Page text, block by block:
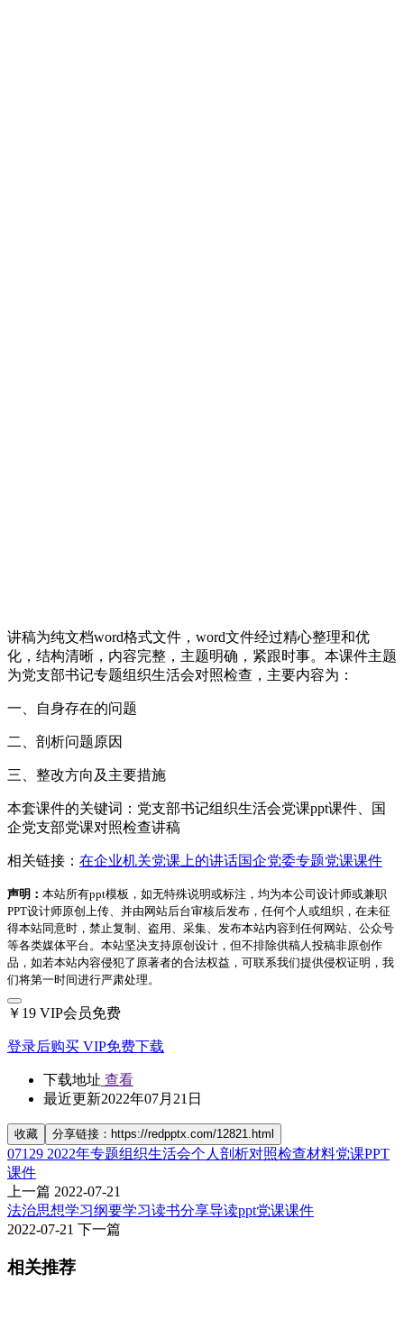
讲稿为纯文档word格式文件，word文件经过精心整理和优
化，结构清晰，内容完整，主题明确，紧跟时事。本课件主题
为党支部书记专题组织生活会对照检查，主要内容为：
一、自身存在的问题
二、剖析问题原因
三、整改方向及主要措施
本套课件的关键词：党支部书记组织生活会党课ppt课件、国
企党支部党课对照检查讲稿
相关链接： 在企业机关党课上的讲话国企党委专题党课课件
声明： 本站所有ppt模板，如无特殊说明或标注，均为本公司设计师或兼职
PPT设计师原创上传、并由网站后台审核后发布，任何个人或组织，在未征
得本站同意时，禁止复制、盗用、采集、发布本站内容到任何网站、公众号
等各类媒体平台。本站坚决支持原创设计，但不排除供稿人投稿非原创作
品，如若本站内容侵犯了原著者的合法权益，可联系我们提供侵权证明，我
们将第一时间进行严肃处理。
￥19 VIP会员免费
登录后购买 VIP免费下载
下载地址 查看
最近更新2022年07月21日
收藏 分享链接：https://redpptx.com/12821.html
07129 2022年专题组织生活会个人剖析对照检查材料党课PPT
课件
上一篇 2022-07-21
法治思想学习纲要学习读书分享导读ppt党课课件
2022-07-21 下一篇
相关推荐